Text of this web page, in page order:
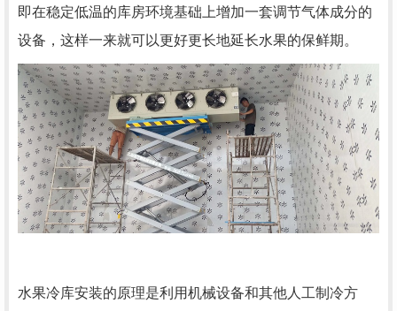
即在稳定低温的库房环境基础上增加一套调节气体成分的
设备，这样一来就可以更好更长地延长水果的保鲜期。
水果冷库安装的原理是利用机械设备和其他人工制冷方